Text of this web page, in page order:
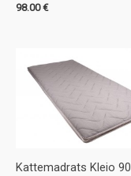
98.00€
Kattemadrats Kleio 90